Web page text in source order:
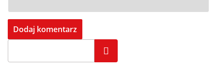
Szukaj